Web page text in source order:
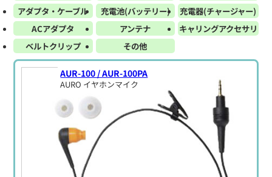
アダプタ・ケーブル
充電池(バッテリー)
充電器(チャージャー)
ACアダプタ
アンテナ
キャリングアクセサリ
ベルトクリップ
その他
AUR-100 / AUR-100PA
AURO イヤホンマイク